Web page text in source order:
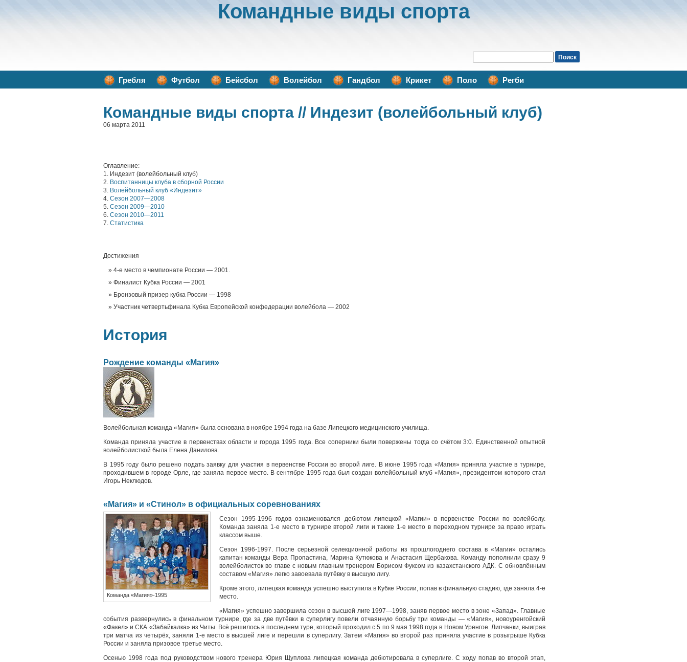
Командные виды спорта
Гребля Футбол Бейсбол Волейбол Гандбол Крикет Поло Регби
Командные виды спорта // Индезит (волейбольный клуб)
06 марта 2011
Оглавление:
1. Индезит (волейбольный клуб)
2. Воспитанницы клуба в сборной России
3. Волейбольный клуб «Индезит»
4. Сезон 2007—2008
5. Сезон 2009—2010
6. Сезон 2010—2011
7. Статистика
Достижения
4-е место в чемпионате России — 2001.
Финалист Кубка России — 2001
Бронзовый призер кубка России — 1998
Участник четвертьфинала Кубка Европейской конфедерации волейбола — 2002
История
Рождение команды «Магия»
Волейбольная команда «Магия» была основана в ноябре 1994 года на базе Липецкого медицинского училища.
Команда приняла участие в первенствах области и города 1995 года. Все соперники были повержены тогда со счётом 3:0. Единственной опытной
волейболисткой была Елена Данилова.
В 1995 году было решено подать заявку для участия в первенстве России во второй лиге. В июне 1995 года «Магия» приняла участие в турнире,
проходившем в городе Орле, где заняла первое место. В сентябре 1995 года был создан волейбольный клуб «Магия», президентом которого стал
Игорь Неклюдов.
«Магия» и «Стинол» в официальных соревнованиях
Команда «Магия»-1995
Сезон 1995-1996 годов ознаменовался дебютом липецкой «Магии» в первенстве России по волейболу.
Команда заняла 1-е место в турнире второй лиги и также 1-е место в переходном турнире за право играть
классом выше.
Сезон 1996-1997. После серьезной селекционной работы из прошлогоднего состава в «Магии» остались
капитан команды Вера Пропастина, Марина Кутюкова и Анастасия Щербакова. Команду пополнили сразу 9
волейболисток во главе с новым главным тренером Борисом Фуксом из казахстанского АДК. С обновлённым
составом «Магия» легко завоевала путёвку в высшую лигу.
Кроме этого, липецкая команда успешно выступила в Кубке России, попав в финальную стадию, где заняла 4-е
место.
«Магия» успешно завершила сезон в высшей лиге 1997—1998, заняв первое место в зоне «Запад». Главные
события развернулись в финальном турнире, где за две путёвки в суперлигу повели отчаянную борьбу три команды — «Магия», новоуренгойский
«Факел» и СКА «Забайкалка» из Читы. Всё решилось в последнем туре, который проходил с 5 по 9 мая 1998 года в Новом Уренгое. Липчанки, выиграв
три матча из четырёх, заняли 1-е место в высшей лиге и перешли в суперлигу. Затем «Магия» во второй раз приняла участие в розыгрыше Кубка
России и заняла призовое третье место.
Осенью 1998 года под руководством нового тренера Юрия Щуплова липецкая команда дебютировала в суперлиге. С ходу попав во второй этап,